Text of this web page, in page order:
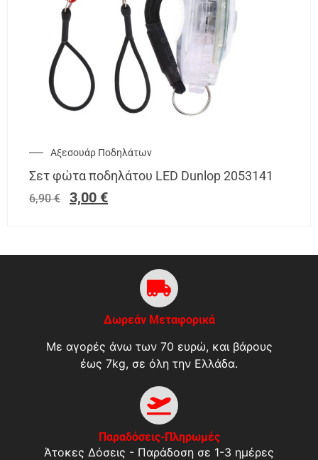
Αξεσουάρ Ποδηλάτων
Σετ φώτα ποδηλάτου LED Dunlop 2053141
6,90€ 3,00 €
Δωρεάν Μεταφορικά
Με αγορές άνω των 70 ευρώ, και βάρους
έως 7kg, σε όλη την Ελλάδα.
Παραδόσεις-Πληρωμές
Άτοκες Δόσεις - Παράδοση σε 1-3 ημέρες